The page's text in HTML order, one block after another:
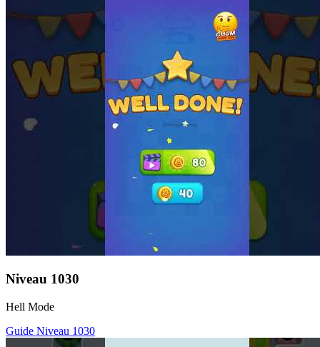
Niveau 1030
Hell Mode
Guide Niveau 1030